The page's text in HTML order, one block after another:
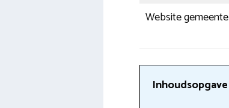
Website gemeente
Inhoudsopgave